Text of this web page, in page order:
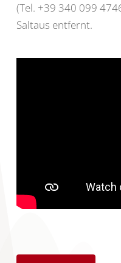
(Tel. +39 340 099
Saltaus entfernt.